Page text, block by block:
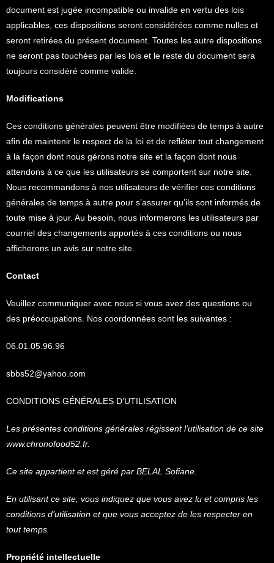
document est jugée incompatible ou invalide en vertu des lois
applicables, ces dispositions seront considérées comme nulles et
seront retirées du présent document. Toutes les autre dispositions
ne seront pas touchées par les lois et le reste du document sera
toujours considéré comme valide.
Modifications
Ces conditions générales peuvent être modifiées de temps à autre
afin de maintenir le respect de la loi et de refléter tout changement
à la façon dont nous gérons notre site et la façon dont nous
attendons à ce que les utilisateurs se comportent sur notre site.
Nous recommandons à nos utilisateurs de vérifier ces conditions
générales de temps à autre pour s’assurer qu’ils sont informés de
toute mise à jour. Au besoin, nous informerons les utilisateurs par
courriel des changements apportés à ces conditions ou nous
afficherons un avis sur notre site.
Contact
Veuillez communiquer avec nous si vous avez des questions ou
des préoccupations. Nos coordonnées sont les suivantes :
06.01.05.96.96
sbbs52@yahoo.com
CONDITIONS GÉNÉRALES D’UTILISATION
Les présentes conditions générales régissent l’utilisation de ce site
www.chronofood52.fr.
Ce site appartient et est géré par BELAL Sofiane.
En utilisant ce site, vous indiquez que vous avez lu et compris les
conditions d’utilisation et que vous acceptez de les respecter en
tout temps.
Propriété intellectuelle